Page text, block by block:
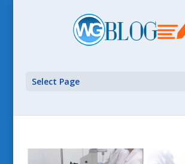
Select Page